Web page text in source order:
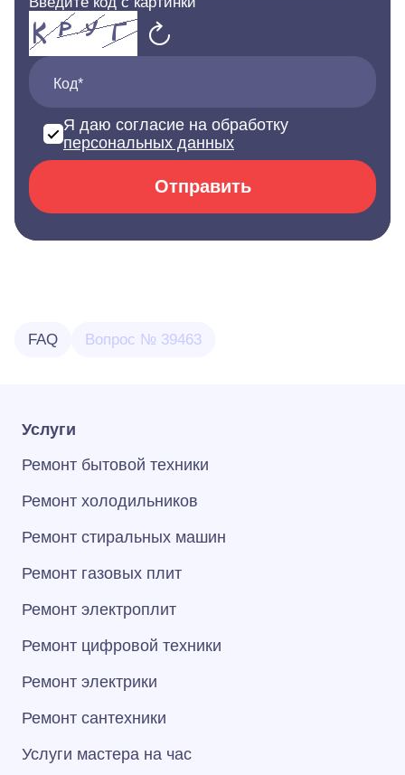
Код*
Я даю согласие на обработку
персональных данных
Отправить
FAQ Вопрос № 39463
Услуги
Ремонт бытовой техники
Ремонт холодильников
Ремонт стиральных машин
Ремонт газовых плит
Ремонт электроплит
Ремонт цифровой техники
Ремонт электрики
Ремонт сантехники
Услуги мастера на час